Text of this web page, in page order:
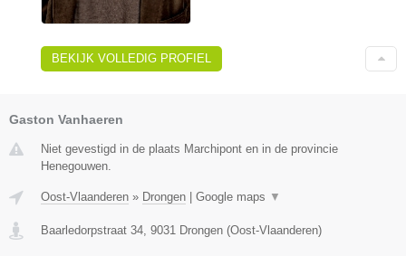
BEKIJK VOLLEDIG PROFIEL
Gaston Vanhaeren
Niet gevestigd in de plaats Marchipont en in de provincie
Henegouwen.
Oost-Vlaanderen » Drongen Google maps ▼
Baarledorpstraat 34, 9031 Drongen (Oost-Vlaanderen)